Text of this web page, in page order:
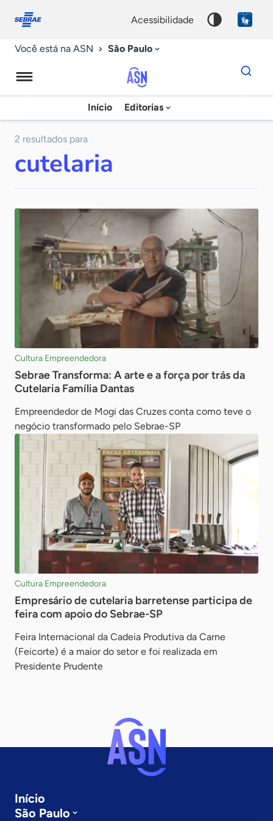
conosco
acessibilidade
Você está na ASN São Paulo
Agência
Sebrae
Início Editorias
Dados
para
chave
2 resultados para
cutelaria
Cultura Empreendedora
Sebrae Transforma: A arte e a força por trás da
Cutelaria Família Dantas
Empreendedor de Mogi das Cruzes conta como teve o
negócio transformado pelo Sebrae-SP
Cultura Empreendedora
Empresário de cutelaria barretense participa de
feira com apoio do Sebrae-SP
Feira Internacional da Cadeia Produtiva da Carne
(Feicorte) é a maior do setor e foi realizada em
Presidente Prudente
Início
São Paulo